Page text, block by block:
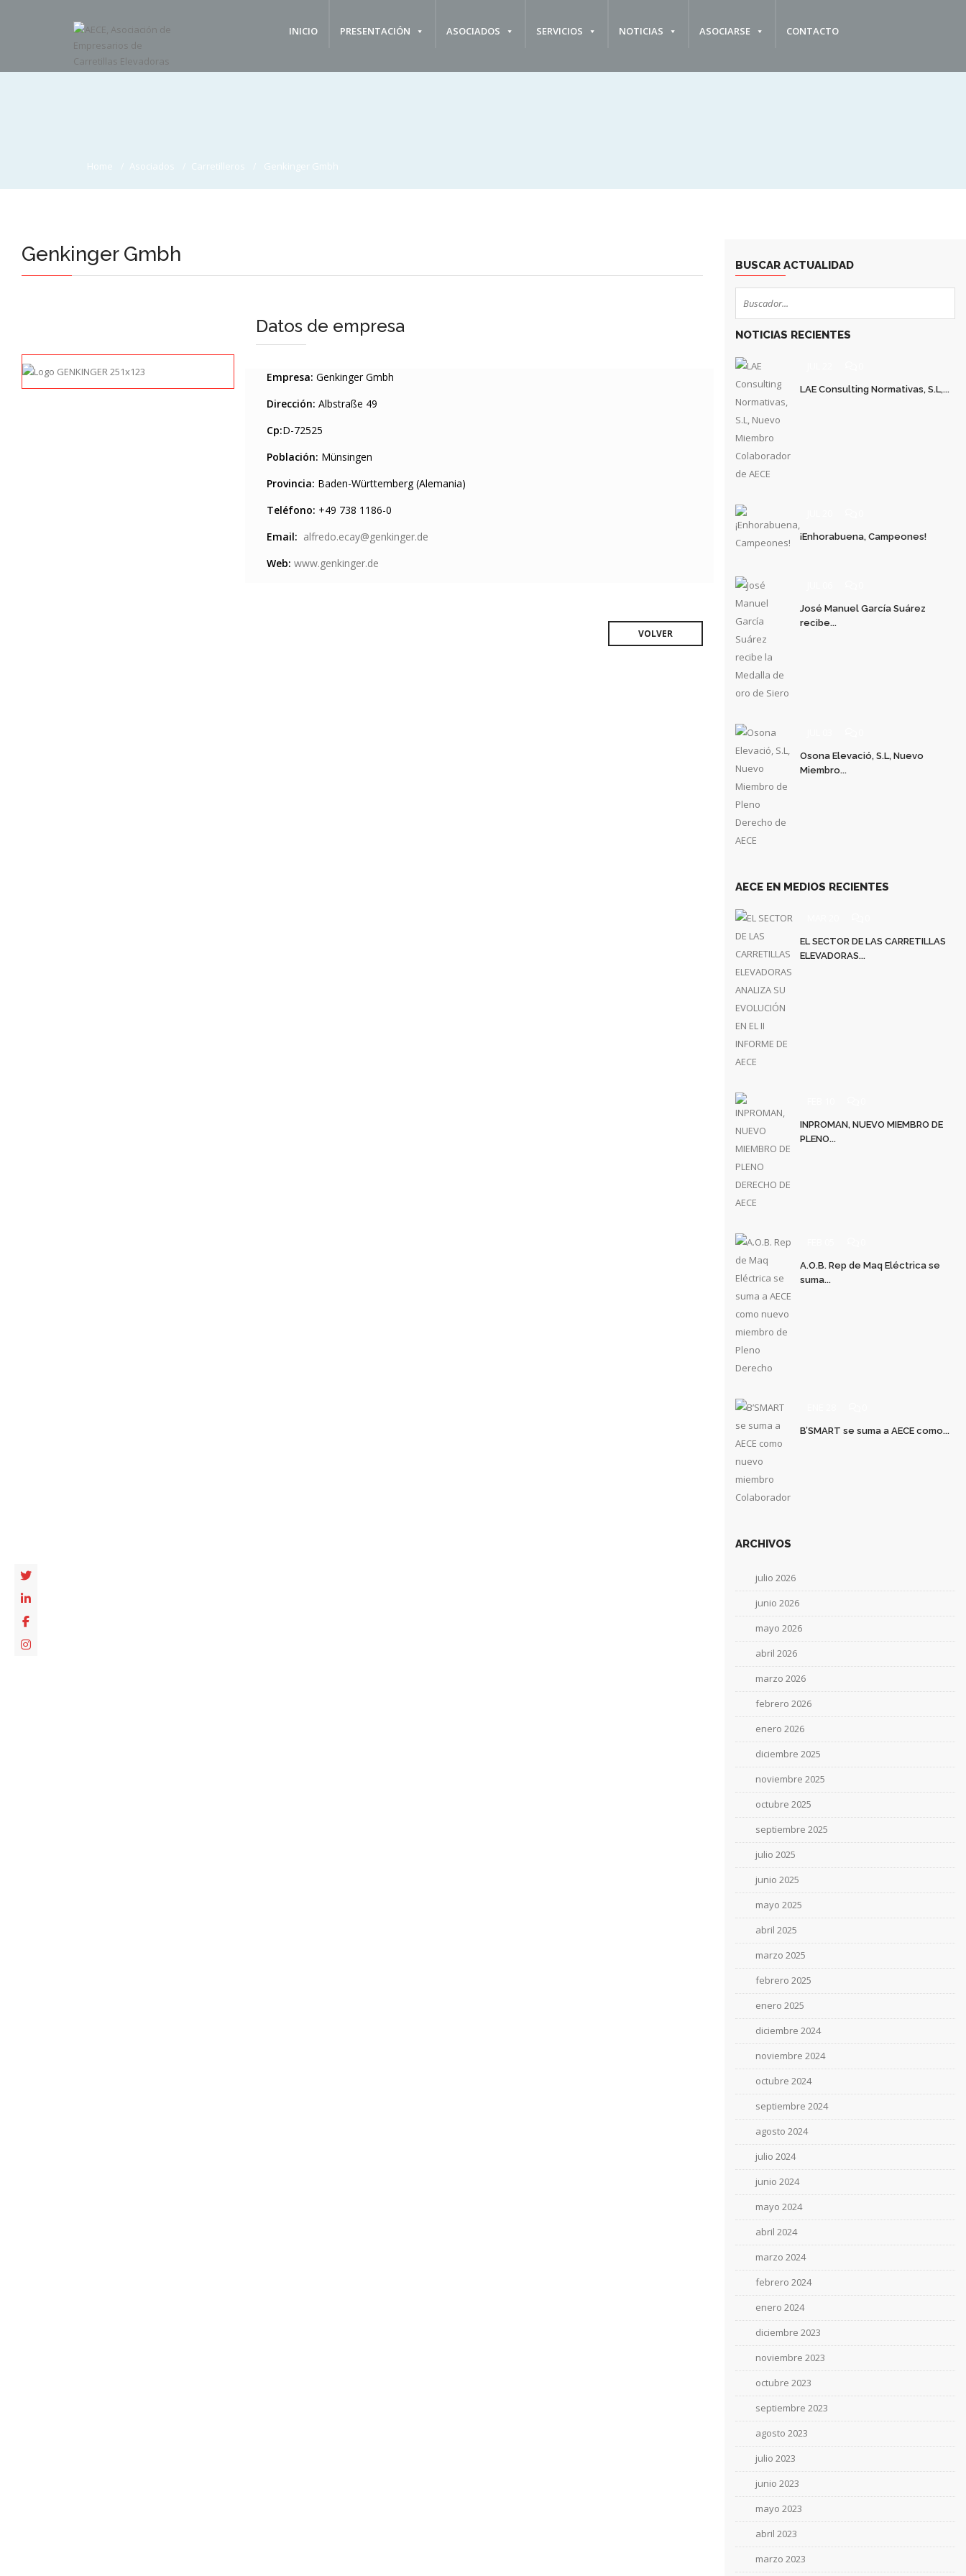
INICIO PRESENTACIÓN ASOCIADOS SERVICIOS NOTICIAS ASOCIARSE CONTACTO
Home Asociados Carretilleros Genkinger Gmbh
Genkinger Gmbh
Datos de empresa
Empresa: Genkinger Gmbh
Dirección: Albstraße 49
Cp:D-72525
Población: Münsingen
Provincia: Baden-Württemberg (Alemania)
Teléfono: +49 738 1186-0
Email: alfredo.ecay@genkinger.de
Web: www.genkinger.de
VOLVER
BUSCAR ACTUALIDAD
NOTICIAS RECIENTES
LAE Consulting Normativas, S.L,...
¡Enhorabuena, Campeones!
José Manuel García Suárez
recibe...
Osona Elevació, S.L, Nuevo
Miembro...
AECE EN MEDIOS RECIENTES
EL SECTOR DE LAS CARRETILLAS
ELEVADORAS...
INPROMAN, NUEVO MIEMBRO DE
PLENO...
A.O.B. Rep de Maq Eléctrica se
suma...
B’SMART se suma a AECE como...
ARCHIVOS
julio 2026
junio 2026
mayo 2026
abril 2026
marzo 2026
febrero 2026
enero 2026
diciembre 2025
noviembre 2025
octubre 2025
septiembre 2025
julio 2025
junio 2025
mayo 2025
abril 2025
marzo 2025
febrero 2025
enero 2025
diciembre 2024
noviembre 2024
octubre 2024
septiembre 2024
agosto 2024
julio 2024
junio 2024
mayo 2024
abril 2024
marzo 2024
febrero 2024
enero 2024
diciembre 2023
noviembre 2023
octubre 2023
septiembre 2023
agosto 2023
julio 2023
junio 2023
mayo 2023
abril 2023
marzo 2023